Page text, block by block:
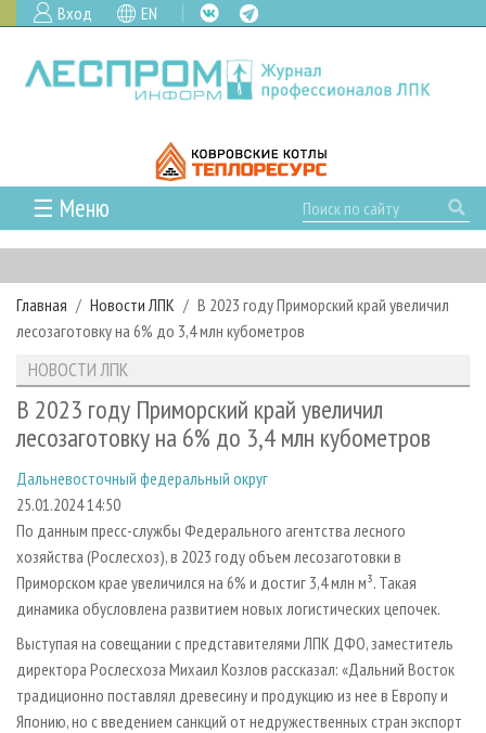
Вход EN
☰ Меню
ГЛАВНАЯ
РУБРИКИ И ТЕМЫ
РУБРИКИ ЖУРНАЛА
ЛЕСОЗАГОТОВКА
ЛЕСОПИЛЕНИЕ
СУШКА ДРЕВЕСИНЫ
ПРОИЗВОДСТВО ДРЕВЕСНЫХ ПЛИТ
ДЕРЕВЯННОЕ ДОМОСТРОЕНИЕ
ПРОИЗВОДСТВО МЕБЕЛИ
БИОЭНЕРГЕТИКА
ЦБП
ИНСТРУМЕНТ И МАТЕРИАЛЫ
НОВОСТИ
НОВОСТИ ЛПК
НОВОСТИ ЖУРНАЛА
ПРОЕКТЫ ЛПИ
АНАЛИТИКА
ПРЕДПРИЯТИЯ ЛПК
ПЕРСОНЫ
МОБИЛЬНЫЕ ВЫСТАВКИ
ОФИЦИАЛЬНЫЕ ДЕЛЕГАЦИИ
ПРИОРИТЕТНЫЕ ИНВЕСТПРОЕКТЫ
RUSSIAN FORESTRY REVIEW
ГАЗЕТА ЛЕСПРОМФОРУМ
БИБЛИОТЕКА СПЕЦИАЛИСТА
АРХИВ
АРХИВ ЖУРНАЛОВ
О ЖУРНАЛЕ
КОНТАКТЫ
РЕКЛАМОДАТЕЛЯМ
РЕКЛАМА
РЕКЛАМА НА САЙТЕ
Главная Новости ЛПК
В 2023 году Приморский край увеличил
лесозаготовку на 6% до 3,4 млн кубометров
НОВОСТИ ЛПК
В 2023 году Приморский край увеличил
лесозаготовку на 6% до 3,4 млн кубометров
Дальневосточный федеральный округ
25.01.2024 14:50
По данным пресс-службы Федерального агентства лесного
хозяйства (Рослесхоз), в 2023 году объем лесозаготовки в
Приморском крае увеличился на 6% и достиг 3,4 млн м³. Такая
динамика обусловлена развитием новых логистических цепочек.
Выступая на совещании с представителями ЛПК ДФО, заместитель
директора Рослесхоза Михаил Козлов рассказал: «Дальний Восток
традиционно поставлял древесину и продукцию из нее в Европу и
Японию, но с введением санкций от недружественных стран экспорт